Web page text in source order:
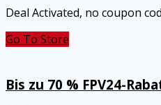
Deal Activated, no coupon
Go To Store
Bis zu 70 % FPV24-